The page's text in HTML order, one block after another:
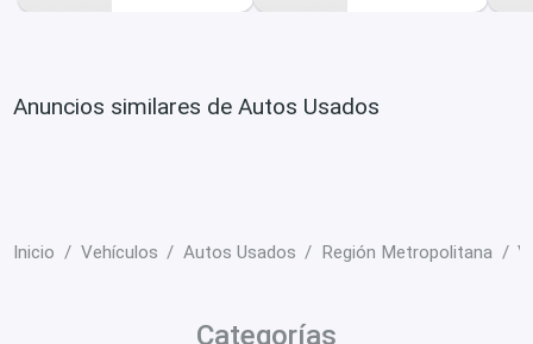
Anuncios similares de Autos Usados
Inicio Vehículos Autos Usados Región Metropolitana
Categorías